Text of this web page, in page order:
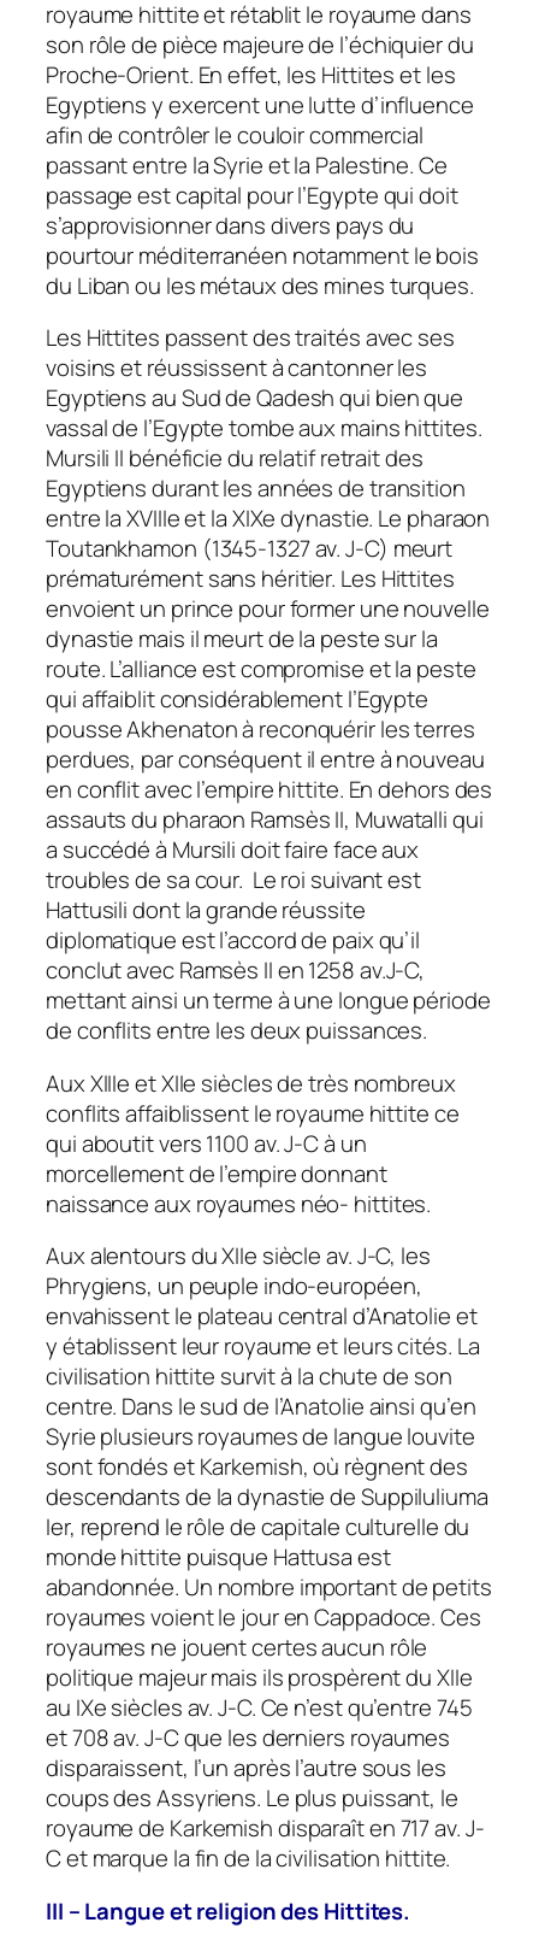
royaume hittite et rétablit le royaume dans
son rôle de pièce majeure de l’échiquier du
Proche-Orient. En effet, les Hittites et les
Egyptiens y exercent une lutte d’influence
afin de contrôler le couloir commercial
passant entre la Syrie et la Palestine. Ce
passage est capital pour l’Egypte qui doit
s’approvisionner dans divers pays du
pourtour méditerranéen notamment le bois
du Liban ou les métaux des mines turques.
Les Hittites passent des traités avec ses
voisins et réussissent à cantonner les
Egyptiens au Sud de Qadesh qui bien que
vassal de l’Egypte tombe aux mains hittites.
Mursili II bénéficie du relatif retrait des
Egyptiens durant les années de transition
entre la XVIIIe et la XIXe dynastie. Le pharaon
Toutankhamon (1345-1327 av. J-C) meurt
prématurément sans héritier. Les Hittites
envoient un prince pour former une nouvelle
dynastie mais il meurt de la peste sur la
route. L’alliance est compromise et la peste
qui affaiblit considérablement l’Egypte
pousse Akhenaton à reconquérir les terres
perdues, par conséquent il entre à nouveau
en conflit avec l’empire hittite. En dehors des
assauts du pharaon Ramsès II, Muwatalli qui
a succédé à Mursili doit faire face aux
troubles de sa cour. Le roi suivant est
Hattusili dont la grande réussite
diplomatique est l’accord de paix qu’il
conclut avec Ramsès II en 1258 av.J-C,
mettant ainsi un terme à une longue période
de conflits entre les deux puissances.
Aux XIIIe et XIIe siècles de très nombreux
conflits affaiblissent le royaume hittite ce
qui aboutit vers 1100 av. J-C à un
morcellement de l’empire donnant
naissance aux royaumes néo- hittites.
Aux alentours du XIIe siècle av. J-C, les
Phrygiens, un peuple indo-européen,
envahissent le plateau central d’Anatolie et
y établissent leur royaume et leurs cités. La
civilisation hittite survit à la chute de son
centre. Dans le sud de l’Anatolie ainsi qu’en
Syrie plusieurs royaumes de langue louvite
sont fondés et Karkemish, où règnent des
descendants de la dynastie de Suppiluliuma
Ier, reprend le rôle de capitale culturelle du
monde hittite puisque Hattusa est
abandonnée. Un nombre important de petits
royaumes voient le jour en Cappadoce. Ces
royaumes ne jouent certes aucun rôle
politique majeur mais ils prospèrent du XIIe
au IXe siècles av. J-C. Ce n’est qu’entre 745
et 708 av. J-C que les derniers royaumes
disparaissent, l’un après l’autre sous les
coups des Assyriens. Le plus puissant, le
royaume de Karkemish disparaît en 717 av. J-
C et marque la fin de la civilisation hittite.
III – Langue et religion des Hittites.